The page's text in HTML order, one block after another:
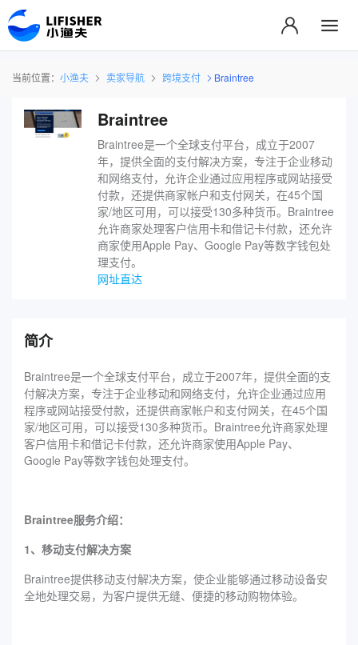
当前位置： 小渔夫 卖家导航 跨境支付 Braintree
Braintree
Braintree是一个全球支付平台，成立于2007
年，提供全面的支付解决方案，专注于企业移动
和网络支付，允许企业通过应用程序或网站接受
付款，还提供商家帐户和支付网关，在45个国
家/地区可用，可以接受130多种货币。Braintree
允许商家处理客户信用卡和借记卡付款，还允许
商家使用Apple Pay、Google Pay等数字钱包处
理支付。
网址直达
简介
Braintree是一个全球支付平台，成立于2007年，提供全面的支
付解决方案，专注于企业移动和网络支付，允许企业通过应用
程序或网站接受付款，还提供商家帐户和支付网关，在45个国
家/地区可用，可以接受130多种货币。Braintree允许商家处理
客户信用卡和借记卡付款，还允许商家使用Apple Pay、
Google Pay等数字钱包处理支付。
Braintree服务介绍：
1、移动支付解决方案
Braintree提供移动支付解决方案，使企业能够通过移动设备安
全地处理交易，为客户提供无缝、便捷的移动购物体验。